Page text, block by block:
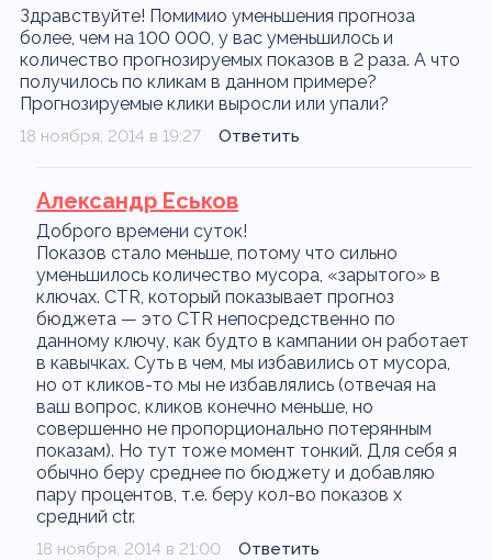
Здравствуйте! Помимио уменьшения прогноза
более, чем на 100 000, у вас уменьшилось и
количество прогнозируемых показов в 2 раза. А что
получилось по кликам в данном примере?
Прогнозируемые клики выросли или упали?
18 ноября, 2014 в 19:27 Ответить
Александр Еськов
Доброго времени суток!
Показов стало меньше, потому что сильно
уменьшилось количество мусора, «зарытого» в
ключах. CTR, который показывает прогноз
бюджета — это CTR непосредственно по
данному ключу, как будто в кампании он работает
в кавычках. Суть в чем, мы избавились от мусора,
но от кликов-то мы не избавлялись (отвечая на
ваш вопрос, кликов конечно меньше, но
совершенно не пропорционально потерянным
показам). Но тут тоже момент тонкий. Для себя я
обычно беру среднее по бюджету и добавляю
пару процентов, т.е. беру кол-во показов x
средний ctr.
18 ноября, 2014 в 21:00 Ответить